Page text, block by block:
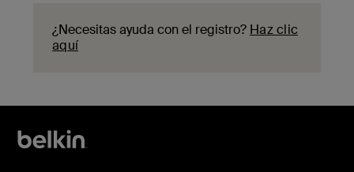
¿Necesitas ayuda con el registro? Haz clic
aquí